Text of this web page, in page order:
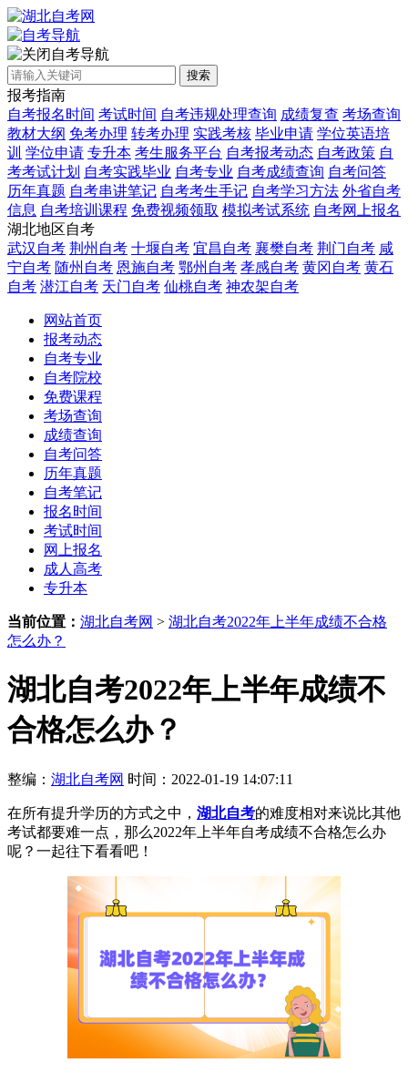
自考导航
搜索
报考指南
自考报名时间 考试时间 自考违规处理查询 成绩复查 考场查询
教材大纲 免考办理 转考办理 实践考核 毕业申请 学位英语培
训 学位申请 专升本 考生服务平台 自考报考动态 自考政策 自
考考试计划 自考实践毕业 自考专业 自考成绩查询 自考问答
历年真题 自考串讲笔记 自考考生手记 自考学习方法 外省自考
信息 自考培训课程 免费视频领取 模拟考试系统 自考网上报名
湖北地区自考
武汉自考 荆州自考 十堰自考 宜昌自考 襄樊自考 荆门自考 咸
宁自考 随州自考 恩施自考 鄂州自考 孝感自考 黄冈自考 黄石
自考 潜江自考 天门自考 仙桃自考 神农架自考
网站首页
报考动态
自考专业
自考院校
免费课程
考场查询
成绩查询
自考问答
历年真题
自考笔记
报名时间
考试时间
网上报名
成人高考
专升本
当前位置： 湖北自考网 > 湖北自考2022年上半年成绩不合格
怎么办？
湖北自考2022年上半年成绩不
合格怎么办？
整编： 湖北自考网 时间：2022-01-19 14:07:11
在所有提升学历的方式之中， 湖北自考的难度相对来说比其他
考试都要难一点，那么2022年上半年自考成绩不合格怎么办
呢？一起往下看看吧！